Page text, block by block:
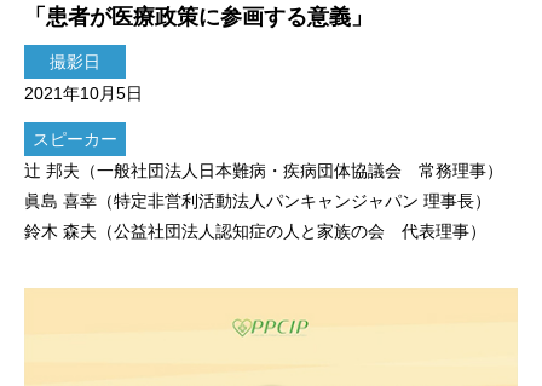
「患者が医療政策に参画する意義」
撮影日
2021年10月5日
スピーカー
辻 邦夫（一般社団法人日本難病・疾病団体協議会 常務理事）
眞島 喜幸（特定非営利活動法人パンキャンジャパン 理事長）
鈴木 森夫（公益社団法人認知症の人と家族の会 代表理事）